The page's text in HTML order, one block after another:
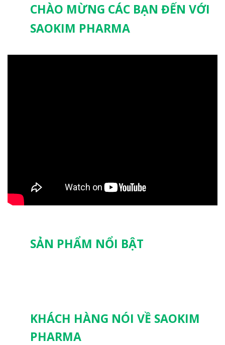
CHÀO MỪNG CÁC BẠN ĐẾN VỚI
SAOKIM PHARMA
SẢN PHẨM NỔI BẬT
KHÁCH HÀNG NÓI VỀ SAOKIM
PHARMA